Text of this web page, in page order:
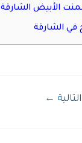
الأبيض الشارقة
في الشارقة
←